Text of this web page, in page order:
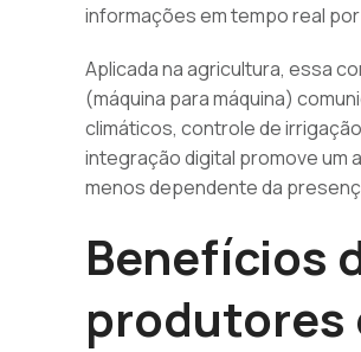
informações em tempo real
Aplicada na agricultura, essa
(máquina para máquina)
climáticos, controle de
integração digital promove um
menos dependente da
Benefícios
produtores